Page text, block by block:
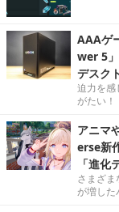
AAAゲ
wer 5
デスク
迫力を感
がたい！
アニマ
erse新
「進化
さまざ
が増した